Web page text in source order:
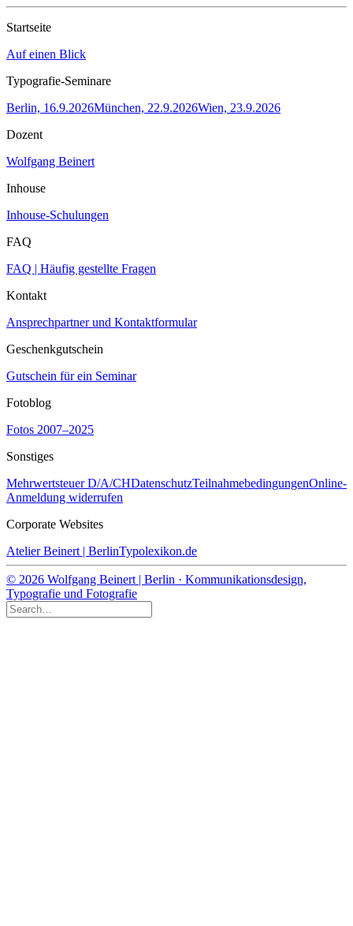
Startseite
Auf einen Blick
Typografie-Seminare
Berlin, 16.9.2026München, 22.9.2026Wien, 23.9.2026
Dozent
Wolfgang Beinert
Inhouse
Inhouse-Schulungen
FAQ
FAQ | Häufig gestellte Fragen
Kontakt
Ansprechpartner und Kontaktformular
Geschenkgutschein
Gutschein für ein Seminar
Fotoblog
Fotos 2007–2025
Sonstiges
Mehrwertsteuer D/A/CHDatenschutzTeilnahmebedingungenOnline-
Anmeldung widerrufen
Corporate Websites
Atelier Beinert | BerlinTypolexikon.de
© 2026 Wolfgang Beinert | Berlin · Kommunikationsdesign,
Typografie und Fotografie